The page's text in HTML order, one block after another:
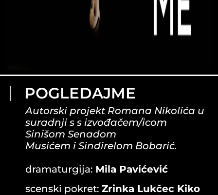
POGLEDAJME
Autorski projekt Romana Nikolića u
suradnji s s izvođačem/icom
Sinišom Senadom
Musićem i Sindirelom Bobarić.
dramaturgija: Mila Pavićević
scenski pokret: Zrinka Lukčec Kiko